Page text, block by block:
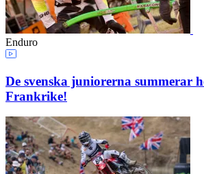
Enduro
De svenska juniorerna summerar
Frankrike!